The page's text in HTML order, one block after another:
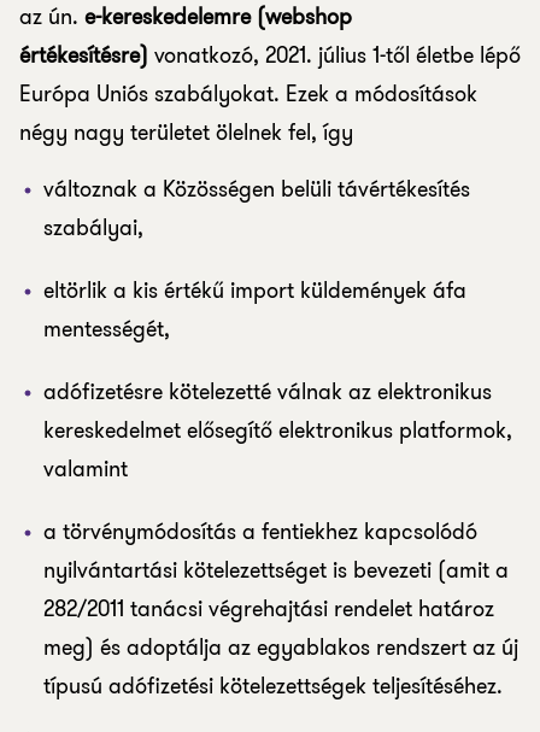
az ún. e-kereskedelemre (webshop
értékesítésre) vonatkozó, 2021. július 1-től életbe lépő
Európa Uniós szabályokat. Ezek a módosítások
négy nagy területet ölelnek fel, így
változnak a Közösségen belüli távértékesítés
szabályai,
eltörlik a kis értékű import küldemények áfa
mentességét,
adófizetésre kötelezetté válnak az elektronikus
kereskedelmet elősegítő elektronikus platformok,
valamint
a törvénymódosítás a fentiekhez kapcsolódó
nyilvántartási kötelezettséget is bevezeti (amit a
282/2011 tanácsi végrehajtási rendelet határoz
meg) és adoptálja az egyablakos rendszert az új
típusú adófizetési kötelezettségek teljesítéséhez.